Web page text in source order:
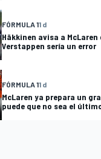
FÓRMULA 11 d
Häkkinen avisa a
Verstappen sería un error
FÓRMULA 11 d
McLaren ya prepara un
puede que no sea el